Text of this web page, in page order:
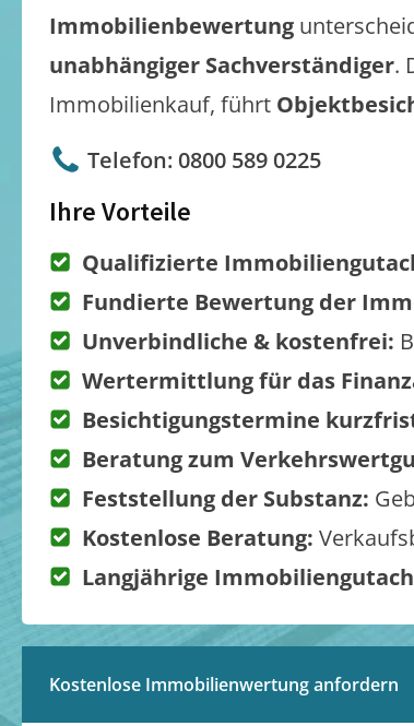
Immobilienbewertung
unabhängiger Sachverständiger.
Immobilienkauf, führt
Telefon: 0800 589 0225
Ihre Vorteile
Qualifizierte
Fundierte Bewertung der
Unverbindliche & kostenfrei:
Wertermittlung für das
Besichtigungstermine
Beratung zum
Feststellung der Substanz:
Kostenlose Beratung:
Langjährige
Kostenlose Immobilienwertung anfordern